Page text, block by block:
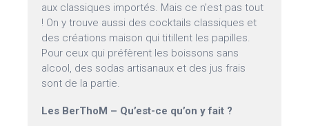
aux classiques importés. Mais ce n’est pas tout
! On y trouve aussi des cocktails classiques et
des créations maison qui titillent les papilles.
Pour ceux qui préfèrent les boissons sans
alcool, des sodas artisanaux et des jus frais
sont de la partie.
Les BerThoM – Qu’est-ce qu’on y fait ?